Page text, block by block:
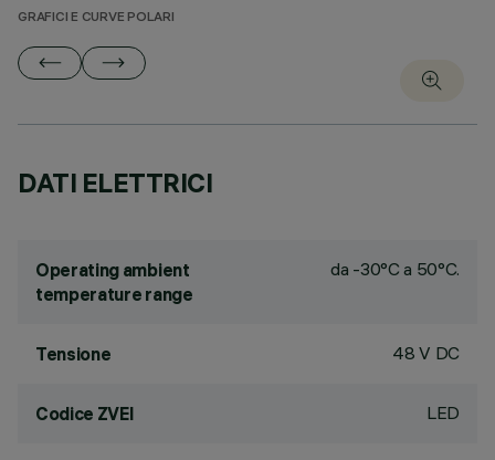
GRAFICI E CURVE POLARI
DATI ELETTRICI
Operating ambient
temperature range
da -30°C a 50°C.
Tensione 48 V DC
Codice ZVEI LED